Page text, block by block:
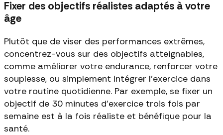
Fixer des objectifs réalistes adaptés à votre
âge
Plutôt que de viser des performances extrêmes,
concentrez-vous sur des objectifs atteignables,
comme améliorer votre endurance, renforcer votre
souplesse, ou simplement intégrer l'exercice dans
votre routine quotidienne. Par exemple, se fixer un
objectif de 30 minutes d'exercice trois fois par
semaine est à la fois réaliste et bénéfique pour la
santé.